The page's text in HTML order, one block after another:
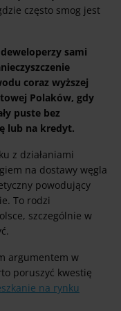
często smog jest
sami
coraz wyższej
Polaków, gdy
puste bez
lub na kredyt.
z działaniami
na dostawy węgla
powodujący
To rodzi
szczególnie w
argumentem w
poruszyć kwestię
na rynku